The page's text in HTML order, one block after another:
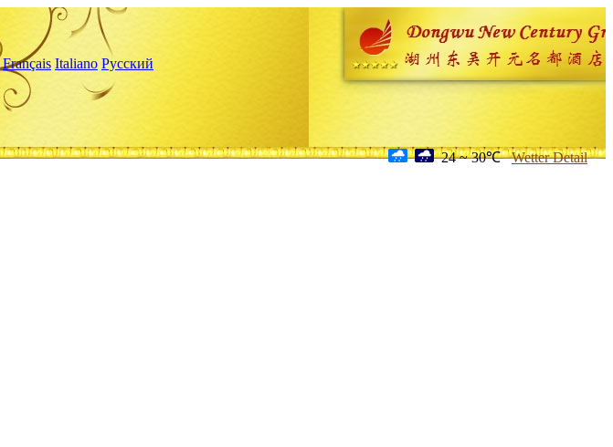
Français Italiano Русский
24 ~ 30℃ Wetter Detail